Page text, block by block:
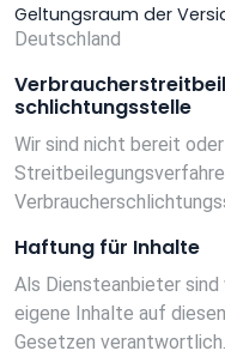
Geltungsraum der
Deutschland
schlichtungs­stelle
Wir sind nicht bereit
Haftung für Inhalte
Als Diensteanbieter
eigene Inhalte auf
Gesetzen